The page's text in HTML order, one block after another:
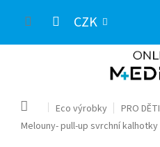
CZK
Domů Eco výrobky
PRO
Melouny- pull-up svrchní kalhotky